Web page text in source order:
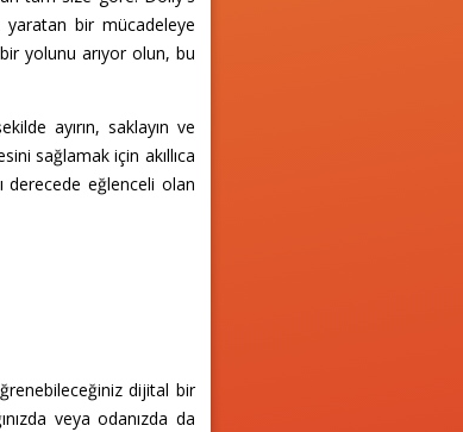
yaratan bir mücadeleye
yolunu arıyor olun, bu
ayırın, saklayın ve
sağlamak için akıllıca
derecede eğlenceli olan
dijital bir
veya odanızda da